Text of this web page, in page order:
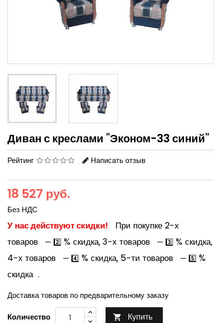
Диван с креслами "Эконом-33 синий"
Рейтинг Написать отзыв
18 527 руб.
Без НДС
У нас действуют скидки!
При покупке 2-х
товаров
— 2️⃣ % скидка, 3-х товаров — 3️⃣ % скидка,
4-х товаров
— 4️⃣ % скидка, 5-ти товаров — 5️⃣ %
скидка .
Доставка товаров по предварительному заказу
Количество  Купить